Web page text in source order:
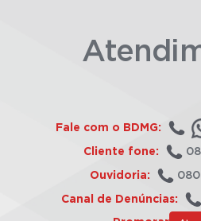
Fale com o BDMG:
Cliente fone:
Ouvidoria:
Canal de Denúncias: